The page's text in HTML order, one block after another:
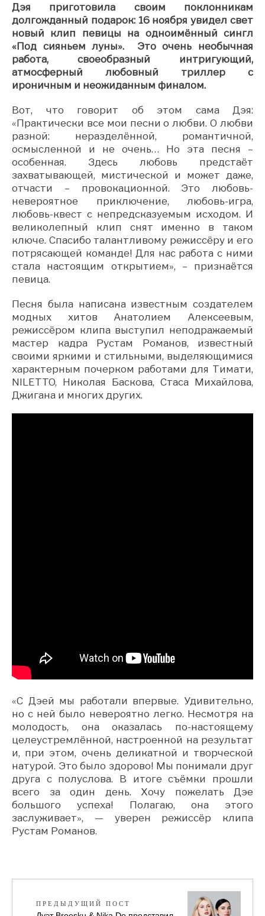
Дэя приготовила своим поклонникам
долгожданный подарок: 16 ноября увидел свет
новый клип певицы на одноимённый сингл
«Под сияньем луны». Это очень необычная
работа, своеобразный интригующий,
атмосферный любовный триллер с
ироничным и неожиданным финалом.
Вот, что говорит об этом сама Дэя:
«Практически все мои песни о любви. О любви
разной: неразделённой, романтичной,
осмысленной и не очень… Но эта песня –
особенная. Здесь любовь предстаёт
захватывающей, мистической и может даже,
отчасти – провокационной. Это любовь-
невероятное приключение, любовь-игра,
любовь-квест с непредсказуемым исходом. И
великолепный клип снят именно в таком
ключе. Спасибо талантливому режиссёру и его
потрясающей команде! Для нас работа с ними
стала настоящим открытием», – признаётся
певица.
Песня была написана известным создателем
модных хитов Анатолием Алексеевым,
режиссёром клипа выступил неподражаемый
мастер кадра Рустам Романов, известный
своими яркими и стильными, выделяющимися
характерным почерком работами для Тимати,
NILETTO, Николая Баскова, Стаса Михайлова,
Джигана и многих других.
«С Дэей мы работали впервые. Удивительно,
но с ней было невероятно легко. Несмотря на
молодость, она оказалась по-настоящему
целеустремлённой, настроенной на результат
и, при этом, очень деликатной и творческой
натурой. Это было здорово! Мы понимали друг
друга с полуслова. В итоге съёмки прошли
всего за один день. Хочу пожелать Дэе
большого успеха! Полагаю, она этого
заслуживает», — уверен режиссёр клипа
Рустам Романов.
ПРЕДЫДУЩИЙ ПОСТ